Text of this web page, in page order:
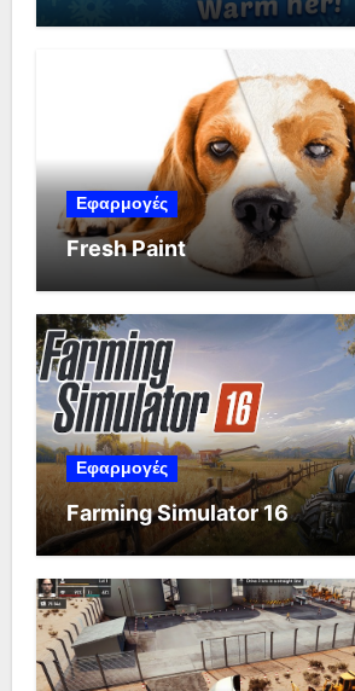
Εφαρμογές
Fresh Paint
Εφαρμογές
Farming Simulator 16